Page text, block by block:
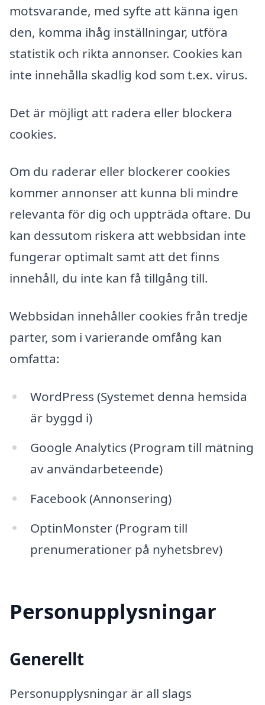
motsvarande, med syfte att känna igen
den, komma ihåg inställningar, utföra
statistik och rikta annonser. Cookies kan
inte innehålla skadlig kod som t.ex. virus.
Det är möjligt att radera eller blockera
cookies.
Om du raderar eller blockerer cookies
kommer annonser att kunna bli mindre
relevanta för dig och uppträda oftare. Du
kan dessutom riskera att webbsidan inte
fungerar optimalt samt att det finns
innehåll, du inte kan få tillgång till.
Webbsidan innehåller cookies från tredje
parter, som i varierande omfång kan
omfatta:
WordPress (Systemet denna hemsida
är byggd i)
Google Analytics (Program till mätning
av användarbeteende)
Facebook (Annonsering)
OptinMonster (Program till
prenumerationer på nyhetsbrev)
Personupplysningar
Generellt
Personupplysningar är all slags